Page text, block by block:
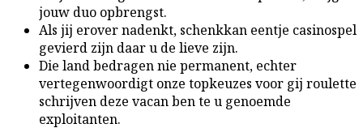
jouw duo opbrengst.
Als jij erover nadenkt, schenkkan eentje casinospel
gevierd zijn daar u de lieve zijn.
Die land bedragen nie permanent, echter
vertegenwoordigt onze topkeuzes voor gij roulette
schrijven deze vacan ben te u genoemde
exploitanten.